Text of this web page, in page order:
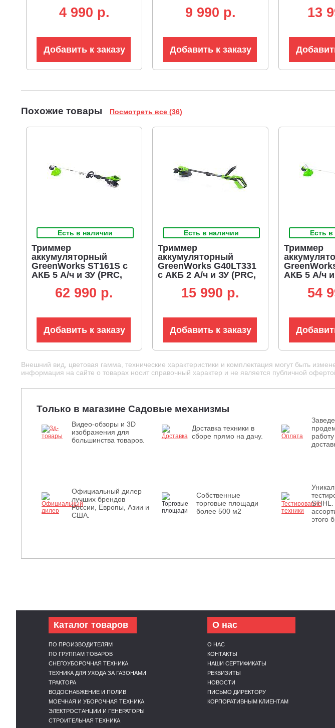
4 990 p.
Добавить к заказу
9 990 p.
Добавить к заказу
13
Похожие товары Посмотреть все (36)
Есть в наличии
Триммер
аккумуляторный
GreenWorks ST161S с
АКБ 5 А/ч и ЗУ (PRC,
2.4 мм, D-рукоятка,
ремень, разъем, 5.7 кг)
62 990 p.
Добавить к заказу
Есть в наличии
Триммер
аккумуляторный
GreenWorks G40LT331
c АКБ 2 А/ч и ЗУ (PRC,
15 990 p.
Добавить к заказу
Есть
Триммер
АКБ 5 А/ч и
2.4 мм, D-
54
Внешний вид, цветовая гамма, технические характеристики и комплектация могут быть
информация на сайте о товарах носит справочный характер и не является публичной
Только в магазине Садовые механизмы
Видео-обзоры и 3D
изображения для
большинства товаров.
Доставка техники в
сборе прямо на дачу.
Официальный дилер
лучших брендов
России, Европы, Азии и
США.
Собственные
торговые площади
более 500 м2
этого
Каталог товаров
ПО ПРОИЗВОДИТЕЛЯМ
ПО ГРУППАМ ТОВАРОВ
СНЕГОУБОРОЧНАЯ ТЕХНИКА
ТЕХНИКА ДЛЯ УХОДА ЗА ГАЗОНАМИ
ТРАКТОРА
ВОДОСНАБЖЕНИЕ И ПОЛИВ
МОЕЧНАЯ И УБОРОЧНАЯ ТЕХНИКА
ЭЛЕКТРОСТАНЦИИ И ГЕНЕРАТОРЫ
СТРОИТЕЛЬНАЯ ТЕХНИКА
О нас
О НАС
КОНТАКТЫ
НАШИ СЕРТИФИКАТЫ
РЕКВИЗИТЫ
НОВОСТИ
ПИСЬМО ДИРЕКТОРУ
КОРПОРАТИВНЫМ КЛИЕНТАМ